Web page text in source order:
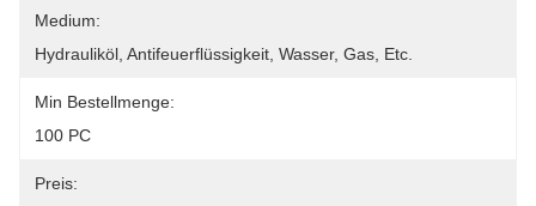
Medium:
Hydrauliköl, Antifeuerflüssigkeit, Wasser, Gas, Etc.
Min Bestellmenge:
100 PC
Preis: